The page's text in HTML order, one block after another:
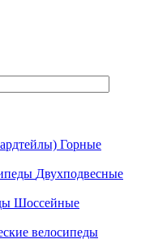
Горные
Двухподвесные
Шоссейные